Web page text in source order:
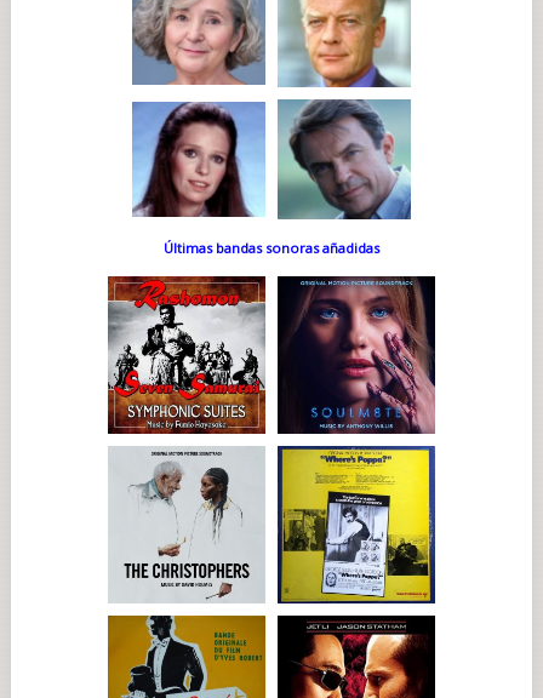
Últimas bandas sonoras añadidas